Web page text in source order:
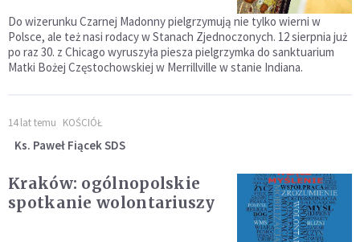
Do wizerunku Czarnej Madonny pielgrzymują nie tylko wierni w
Polsce, ale też nasi rodacy w Stanach Zjednoczonych. 12 sierpnia już
po raz 30. z Chicago wyruszyła piesza pielgrzymka do sanktuarium
Matki Bożej Częstochowskiej w Merrillville w stanie Indiana.
14 lat temu KOŚCIÓŁ
Ks. Paweł Fiącek SDS
Kraków: ogólnopolskie
spotkanie wolontariuszy